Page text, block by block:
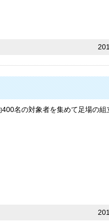
400名の対象者を集めて足場の